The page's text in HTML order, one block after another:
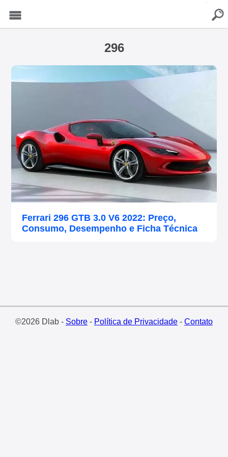
296
Ferrari 296 GTB 3.0 V6 2022: Preço,
Consumo, Desempenho e Ficha Técnica
©2026 Dlab - Sobre- Política de Privacidade- Contato